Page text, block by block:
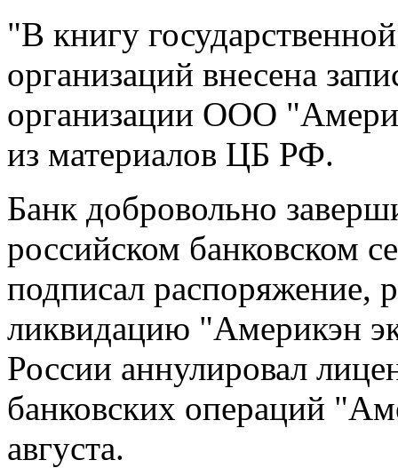
"В книгу
организаций внесена
организации ООО
из материалов ЦБ РФ.
Банк добровольно
российском банковском
подписал распоряжение,
ликвидацию "Америкэн
России аннулировал
банковских операций
августа.